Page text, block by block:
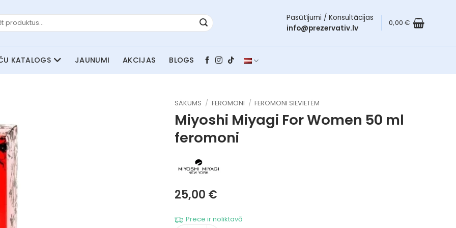
Pasūtījumi / Konsultācijas
info@prezervativ.lv
0,00€
JAUNUMI AKCIJAS BLOGS
SĀKUMS / FEROMONI / FEROMONI SIEVIETĒM
Miyoshi Miyagi For Women 50 ml
feromoni
25,00 €
Prece ir noliktavā